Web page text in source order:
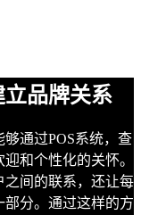
品牌关系
够通过POS系统，查
和个性化的关怀。
之间的联系，还让每
分。通过这样的方